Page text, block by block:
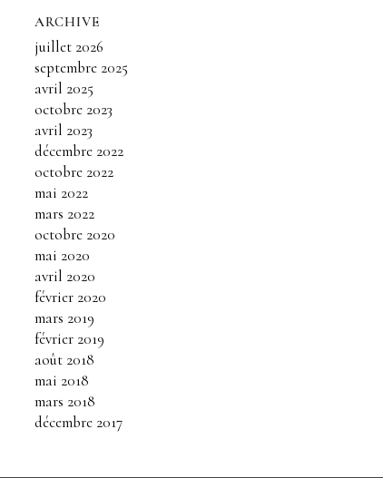
ARCHIVE
juillet 2026
septembre 2025
avril 2025
octobre 2023
avril 2023
décembre 2022
octobre 2022
mai 2022
mars 2022
octobre 2020
mai 2020
avril 2020
février 2020
mars 2019
février 2019
août 2018
mai 2018
mars 2018
décembre 2017